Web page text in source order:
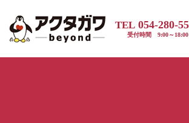
TEL 054-280-
受付時間 9:00～18:00